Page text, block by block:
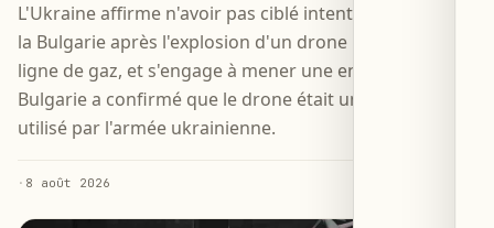
L'Ukraine affirme n'avoir pas ciblé intentionnellement
la Bulgarie après l'explosion d'un drone près d'une
ligne de gaz, et s'engage à mener une enquête. La
Bulgarie a confirmé que le drone était un modèle
utilisé par l'armée ukrainienne.
· 8 août 2026